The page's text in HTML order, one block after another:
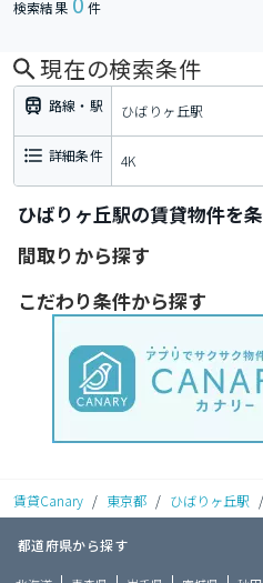
検索結果 件
現在の検索条件
路線・駅 ひばりヶ丘駅
詳細条件 4K
ひばりヶ丘駅の賃貸物件を
間取りから探す
こだわり条件から探す
賃貸Canary / 東京都 / ひばりヶ丘駅 /
都道府県から探す